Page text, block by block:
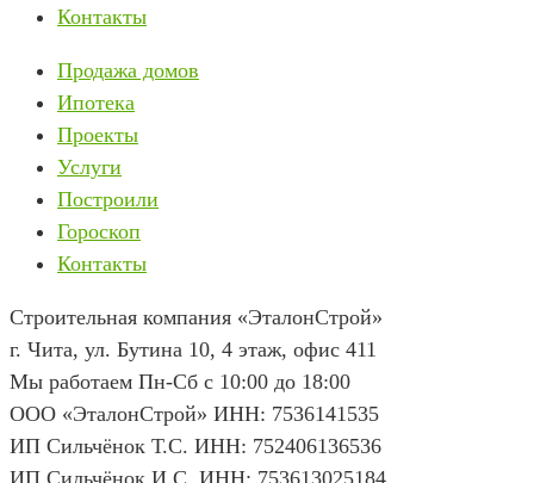
Контакты
Продажа домов
Ипотека
Проекты
Услуги
Построили
Гороскоп
Контакты
Строительная компания «ЭталонСтрой»
г. Чита, ул. Бутина 10, 4 этаж, офис 411
Мы работаем Пн-Сб с 10:00 до 18:00
ООО «ЭталонСтрой» ИНН: 7536141535
ИП Сильчёнок Т.С. ИНН: 752406136536